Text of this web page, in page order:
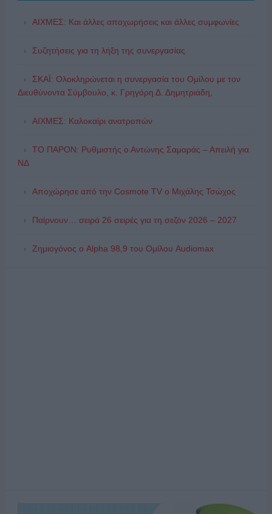
ΑΙΧΜΕΣ: Και άλλες αποχωρήσεις και άλλες συμφωνίες
Συζητήσεις για τη λήξη της συνεργασίας
ΣΚΑΪ: Ολοκληρώνεται η συνεργασία του Ομίλου με τον
Διευθύνοντα Σύμβουλο, κ. Γρηγόρη Δ. Δημητριάδη,
ΑΙΧΜΕΣ: Καλοκαίρι ανατροπών
ΤΟ ΠΑΡΟΝ: Ρυθμιστής ο Αντώνης Σαμαράς – Απειλή για
ΝΔ
Αποχώρησε από την Cosmote TV o Μιχάλης Τσώχος
Παίρνουν… σειρά 26 σειρές για τη σεζόν 2026 – 2027
Ζημιογόνος ο Alpha 98,9 του Ομίλου Audiomax